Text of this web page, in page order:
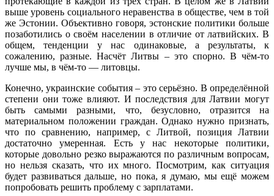
выше уровень социального неравенства в обществе, чем в той
же Эстонии. Объективно говоря, эстонские политики больше
позаботились о своём населении в отличие от латвийских. В
общем, тенденции у нас одинаковые, а результаты, к
сожалению, разные. Насчёт Литвы – это спорно. В чём-то
лучше мы, в чём-то — литовцы.
Конечно, украинские события – это серьёзно. В определённой
степени они тоже влияют. И последствия для Латвии могут
быть самыми разными, что, безусловно, отразится на
материальном положении граждан. Однако нужно признать,
что по сравнению, например, с Литвой, позиция Латвии
достаточно умеренная. Есть у нас некоторые политики,
которые довольно резко выражаются по различным вопросам,
но нельзя сказать, что их много. Посмотрим, как ситуация
будет развиваться дальше, но пока, я думаю, мы ещё можем
попробовать решить проблему с зарплатами.